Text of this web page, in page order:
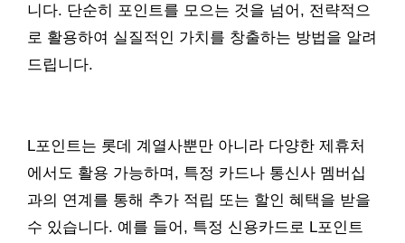
니다. 단순히 포인트를 모으는 것을 넘어, 전략적으
로 활용하여 실질적인 가치를 창출하는 방법을 알려
드립니다.
L포인트는 롯데 계열사뿐만 아니라 다양한 제휴처
에서도 활용 가능하며, 특정 카드나 통신사 멤버십
과의 연계를 통해 추가 적립 또는 할인 혜택을 받을
수 있습니다. 예를 들어, 특정 신용카드로 L포인트